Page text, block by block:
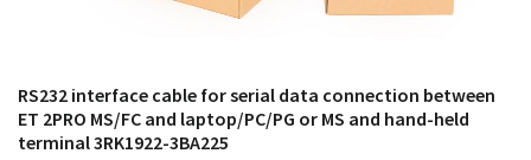
RS232 interface cable for serial data connection between
ET 2PRO MS/FC and laptop/PC/PG or MS and hand-held
terminal 3RK1922-3BA225